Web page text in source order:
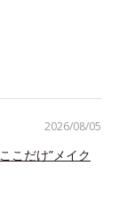
こだけ”メイク
2026/08/05